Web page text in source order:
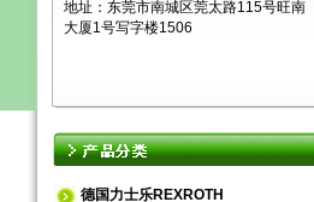
地址：东莞市南城区莞太路115号旺南
大厦1号写字楼1506
德国力士乐REXROTH